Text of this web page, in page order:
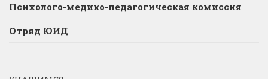
Психолого-медико-педагогическая комиссия
Отряд ЮИД